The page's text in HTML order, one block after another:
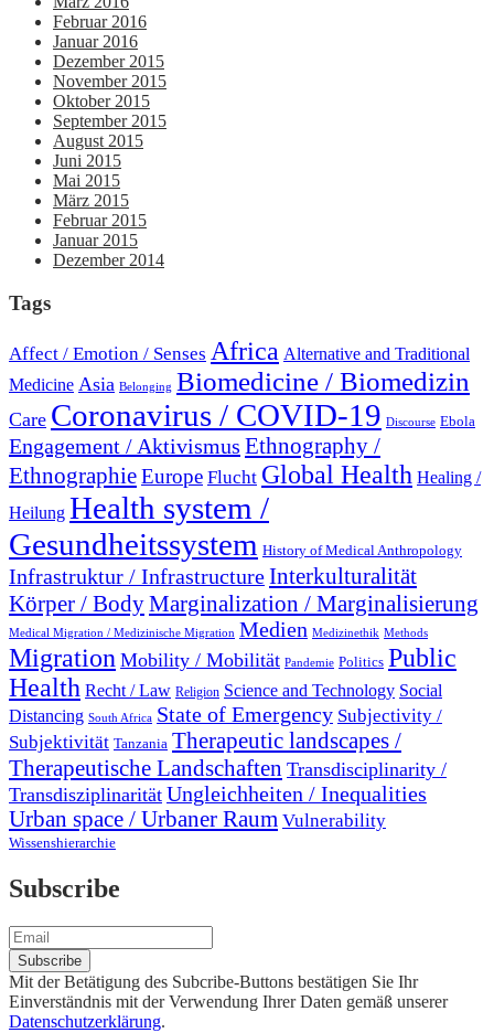
Februar 2016
Januar 2016
Dezember 2015
November 2015
Oktober 2015
September 2015
August 2015
Juni 2015
Mai 2015
März 2015
Februar 2015
Januar 2015
Dezember 2014
Tags
Affect / Emotion / Senses Africa Alternative and Traditional
Medicine Asia Belonging Biomedicine / Biomedizin
Care Coronavirus / COVID-19 Discourse Ebola
Engagement / Aktivismus Ethnography /
EthnographieEurope Flucht Global Health Healing /
Heilung Health system /
Gesundheitssystem History of Medical Anthropology
Infrastruktur / InfrastructureInterkulturalität
Körper / BodyMarginalization / Marginalisierung
Medical Migration / Medizinische Migration Medien Medizinethik Methods
Migration Mobility / Mobilität Pandemie Politics Public
Health Recht / Law Religion Science and Technology Social
Distancing South Africa State of Emergency Subjectivity /
Subjektivität Tanzania Therapeutic landscapes /
Therapeutische Landschaften Transdisciplinarity /
Transdisziplinarität Ungleichheiten / Inequalities
Urban space / Urbaner Raum Vulnerability
Wissenshierarchie
Subscribe
Mit der Betätigung des Subcribe-Buttons bestätigen Sie Ihr
Einverständnis mit der Verwendung Ihrer Daten gemäß unserer
Datenschutzerklärung.